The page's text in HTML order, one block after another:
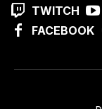
TWITCH
FACEBOOK